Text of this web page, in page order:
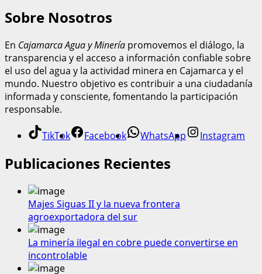
Sobre Nosotros
En Cajamarca Agua y Minería promovemos el diálogo, la
transparencia y el acceso a información confiable sobre
el uso del agua y la actividad minera en Cajamarca y el
mundo. Nuestro objetivo es contribuir a una ciudadanía
informada y consciente, fomentando la participación
responsable.
TikTok Facebook WhatsApp Instagram
Publicaciones Recientes
Majes Siguas II y la nueva frontera
agroexportadora del sur
La minería ilegal en cobre puede convertirse en
incontrolable